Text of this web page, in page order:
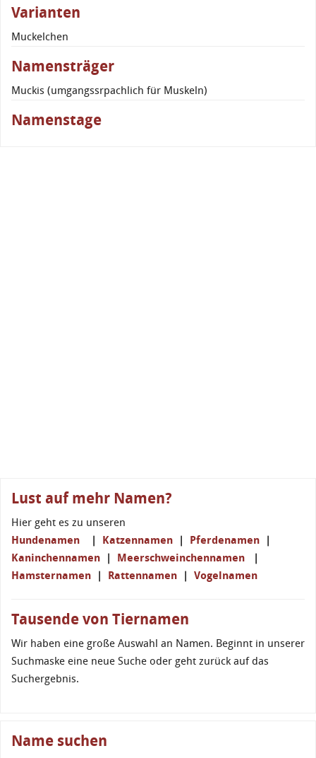
Varianten
Muckelchen
Namensträger
Muckis (umgangssrpachlich für Muskeln)
Namenstage
Lust auf mehr Namen?
Hier geht es zu unseren
Hundenamen | Katzennamen | Pferdenamen |
Kaninchennamen | Meerschweinchennamen |
Hamsternamen | Rattennamen | Vogelnamen
Tausende von Tiernamen
Wir haben eine große Auswahl an Namen. Beginnt in unserer
Suchmaske eine neue Suche oder geht zurück auf das
Suchergebnis.
Name suchen